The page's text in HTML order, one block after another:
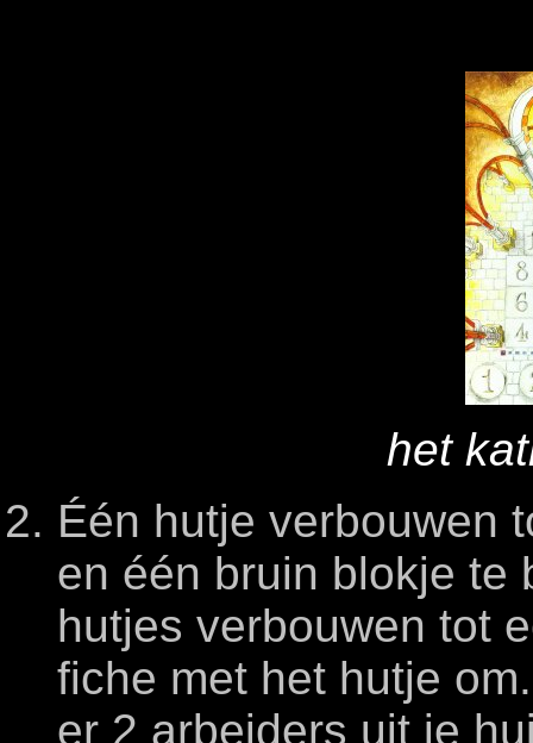
het
Één hutje verbouwen
en één bruin blokje te
hutjes verbouwen tot
fiche met het hutje
er 2 arbeiders uit je